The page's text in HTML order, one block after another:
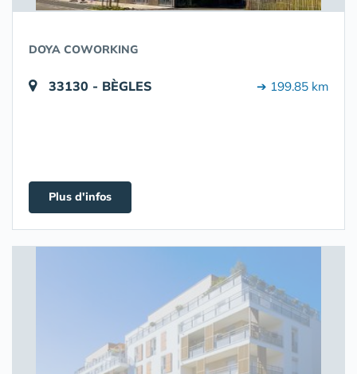
DOYA COWORKING
33130 - BÈGLES ➔ 199.85 km
Plus d'infos